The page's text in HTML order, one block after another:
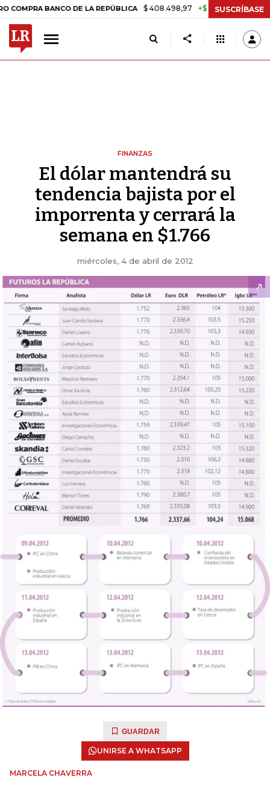
BANCO DE LA REPÚBLICA $ 408.498,97 +$ 8.753,81 +2,19%
SUSCRÍBASE
FINANZAS
El dólar mantendrá su
tendencia bajista por el
imporrenta y cerrará la
semana en $1.766
miércoles, 4 de abril de 2012
GUARDAR
UNIRSE A WHATSAPP
MARCELA CHAVERRA